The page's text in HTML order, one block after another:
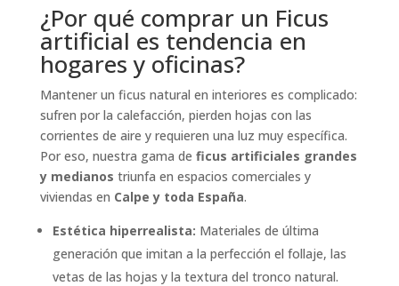
¿Por qué comprar un Ficus
artificial es tendencia en
hogares y oficinas?
Mantener un ficus natural en interiores es complicado:
sufren por la calefacción, pierden hojas con las
corrientes de aire y requieren una luz muy específica.
Por eso, nuestra gama de ficus artificiales grandes
y medianos triunfa en espacios comerciales y
viviendas en Calpe y toda España.
Estética hiperrealista: Materiales de última
generación que imitan a la perfección el follaje, las
vetas de las hojas y la textura del tronco natural.